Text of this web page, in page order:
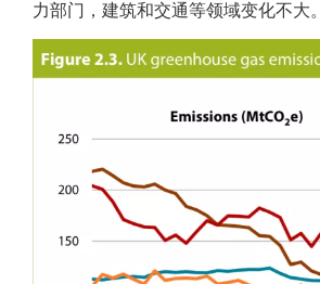
力部门，建筑和交通等领域变化不大。